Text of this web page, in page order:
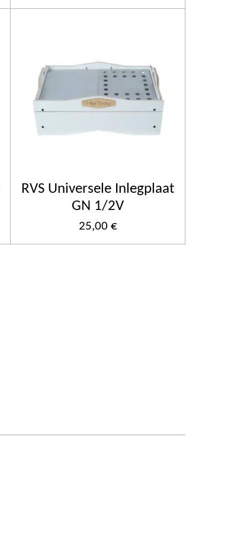
RVS Universele Inlegplaat
GN 1/2V
25,00 €